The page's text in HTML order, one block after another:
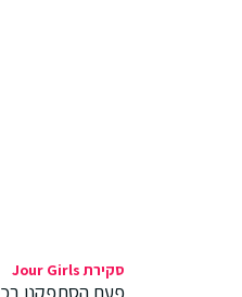
סקירת Jour Girls